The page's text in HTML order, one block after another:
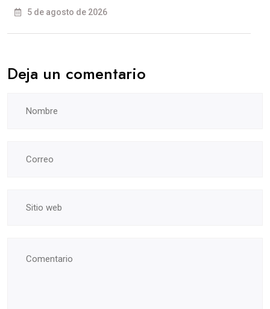
5 de agosto de 2026
Deja un comentario